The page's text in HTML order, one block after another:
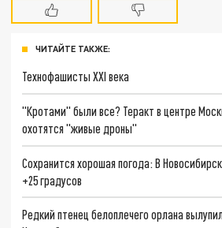
ЧИТАЙТЕ ТАКЖЕ:
Технофашисты XXI века
"Кротами" были все? Теракт в центре
охотятся "живые дроны"
Сохранится хорошая погода: В
+25 градусов
Редкий птенец белоплечего орлана